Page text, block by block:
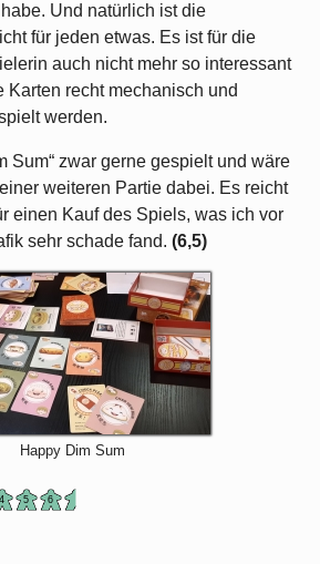
Und natürlich ist die
für jeden etwas. Es ist für die
auch nicht mehr so interessant
Karten recht mechanisch und
werden.
Sum“ zwar gerne gespielt und wäre
weiteren Partie dabei. Es reicht
einen Kauf des Spiels, was ich vor
sehr schade fand. (6,5)
Happy Dim Sum